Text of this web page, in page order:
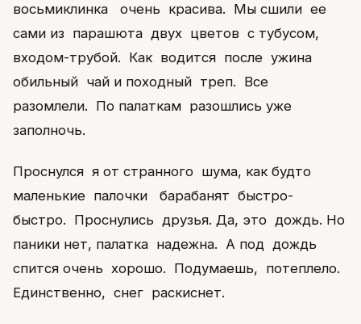
восьмиклинка очень красива. Мы сшили ее
сами из парашюта двух цветов с тубусом,
входом-трубой. Как водится после ужина
обильный чай и походный треп. Все
разомлели. По палаткам разошлись уже
заполночь.
Проснулся я от странного шума, как будто
маленькие палочки барабанят быстро-
быстро. Проснулись друзья. Да, это дождь. Но
паники нет, палатка надежна. А под дождь
спится очень хорошо. Подумаешь, потеплело.
Единственно, снег раскиснет.